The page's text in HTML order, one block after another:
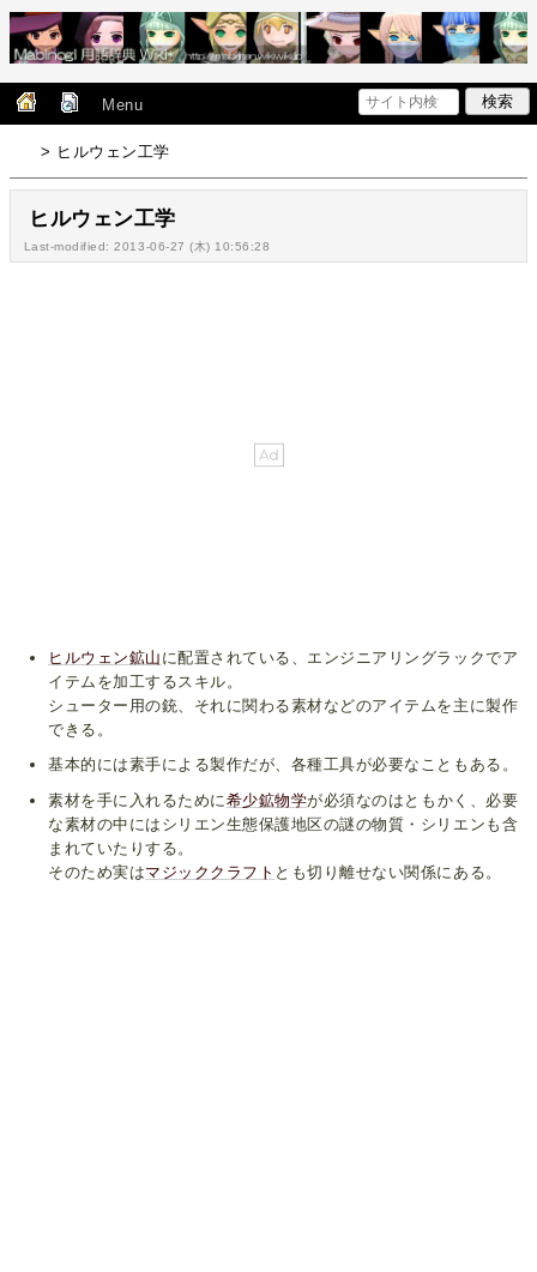
Menu
> ヒルウェン工学
ヒルウェン工学
Last-modified: 2013-06-27 (木) 10:56:28
ヒルウェン鉱山 に配置されている、エンジニアリングラックでア
イテムを加工するスキル。
シューター用の銃、それに関わる素材などのアイテムを主に製作
できる。
基本的には素手による製作だが、各種工具が必要なこともある。
素材を手に入れるために 希少鉱物学が必須なのはともかく、必要
な素材の中にはシリエン生態保護地区の謎の物質・シリエンも含
まれていたりする。
そのため実はマジッククラフト とも切り離せない関係にある。